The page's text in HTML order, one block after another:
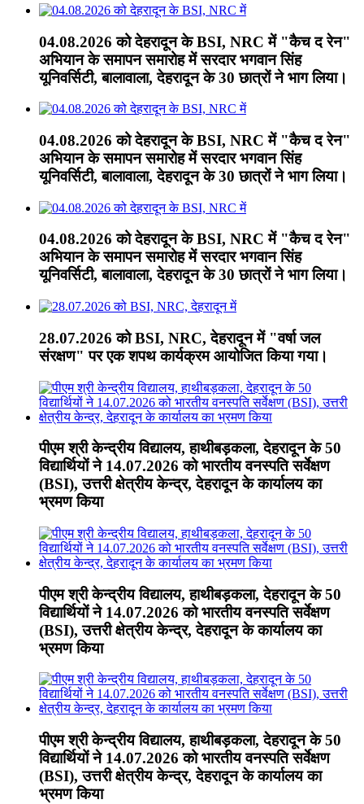
04.08.2026 को देहरादून के BSI, NRC में "कैच द रेन"
अभियान के समापन समारोह में सरदार भगवान सिंह
यूनिवर्सिटी, बालावाला, देहरादून के 30 छात्रों ने भाग लिया।
04.08.2026 को देहरादून के BSI, NRC में "कैच द रेन"
अभियान के समापन समारोह में सरदार भगवान सिंह
यूनिवर्सिटी, बालावाला, देहरादून के 30 छात्रों ने भाग लिया।
04.08.2026 को देहरादून के BSI, NRC में "कैच द रेन"
अभियान के समापन समारोह में सरदार भगवान सिंह
यूनिवर्सिटी, बालावाला, देहरादून के 30 छात्रों ने भाग लिया।
28.07.2026 को BSI, NRC, देहरादून में "वर्षा जल
संरक्षण" पर एक शपथ कार्यक्रम आयोजित किया गया।
पीएम श्री केन्द्रीय विद्यालय, हाथीबड़कला, देहरादून के 50
विद्यार्थियों ने 14.07.2026 को भारतीय वनस्पति सर्वेक्षण
(BSI), उत्तरी क्षेत्रीय केन्द्र, देहरादून के कार्यालय का
भ्रमण किया
पीएम श्री केन्द्रीय विद्यालय, हाथीबड़कला, देहरादून के 50
विद्यार्थियों ने 14.07.2026 को भारतीय वनस्पति सर्वेक्षण
(BSI), उत्तरी क्षेत्रीय केन्द्र, देहरादून के कार्यालय का
भ्रमण किया
पीएम श्री केन्द्रीय विद्यालय, हाथीबड़कला, देहरादून के 50
विद्यार्थियों ने 14.07.2026 को भारतीय वनस्पति सर्वेक्षण
(BSI), उत्तरी क्षेत्रीय केन्द्र, देहरादून के कार्यालय का
भ्रमण किया